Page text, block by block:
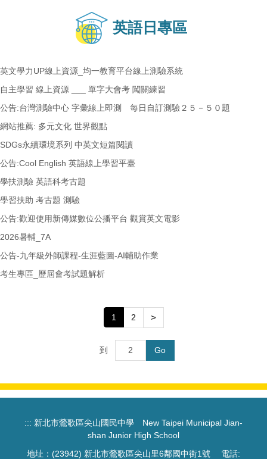
英語日專區
英文學力UP線上資源_均一教育平台線上測驗系統
自主學習 線上資源 ___ 單字大會考 闖關練習
公告:台灣測驗中心 字彙線上即測 每日自訂測驗２５－５０題
網站推薦: 多元文化 世界觀點
SDGs永續環境系列 中英文短篇閱讀
公告:Cool English 英語線上學習平臺
學扶測驗 英語科考古題
學習扶助 考古題 測驗
公告:歡迎使用新傳媒數位公播平台 觀賞英文電影
2026暑輔_7A
公告-九年級外師課程-生涯藍圖-AI輔助作業
考生專區_歷屆會考試題解析
1 2 >
到 Go
::: 新北市鶯歌區尖山國民中學 New Taipei Municipal Jian-
shan Junior High School
地址：(23942) 新北市鶯歌區尖山里6鄰國中街1號 電話: